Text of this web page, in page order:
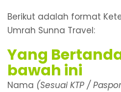
Berikut adalah format
Umrah Sunna Travel:
Yang
bawah ini
Nama (Sesuai KTP /